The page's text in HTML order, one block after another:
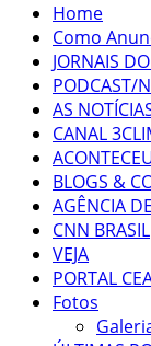
Home
Como
JORNAIS
PODCAST/
AS
CANAL
BLOGS &
AGÊNCIA
CNN BRASIL
VEJA
PORTAL
Fotos